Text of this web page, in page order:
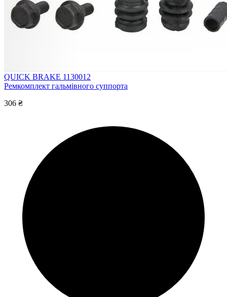
QUICK BRAKE 1130012
Ремкомплект гальмівного суппорта
306 ₴